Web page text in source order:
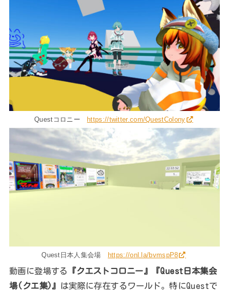
Questコロニー https://twitter.com/QuestColony
Quest日本人集会場 https://onl.la/bvmspP8
動画に登場する
『クエストコロニー』『Quest日本集会
場(クエ集)』
は実際に存在するワールド。特にQuestで